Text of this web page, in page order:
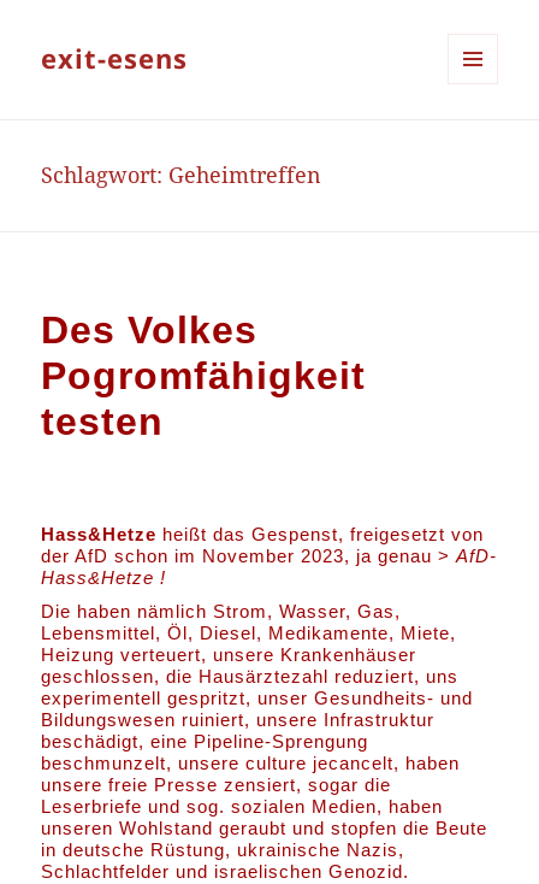
exit-esens
Schlagwort: Geheimtreffen
Des Volkes
Pogromfähigkeit
testen
Hass&Hetze heißt das Gespenst, freigesetzt von
der AfD schon im November 2023, ja genau >AfD-
Hass&Hetze !
Die haben nämlich Strom, Wasser, Gas,
Lebensmittel, Öl, Diesel, Medikamente, Miete,
Heizung verteuert, unsere Krankenhäuser
geschlossen, die Hausärztezahl reduziert, uns
experimentell gespritzt, unser Gesundheits- und
Bildungswesen ruiniert, unsere Infrastruktur
beschädigt, eine Pipeline-Sprengung
beschmunzelt, unsere culture jecancelt, haben
unsere freie Presse zensiert, sogar die
Leserbriefe und sog. sozialen Medien, haben
unseren Wohlstand geraubt und stopfen die Beute
in deutsche Rüstung, ukrainische Nazis,
Schlachtfelder und israelischen Genozid.